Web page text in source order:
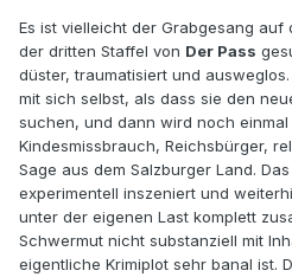
Es ist vielleicht der Grabgesang auf
der dritten Staffel von Der Pass
düster, traumatisiert und
mit sich selbst, als dass sie den
suchen, und dann wird noch
Kindesmissbrauch, Reichsbürger,
Sage aus dem Salzburger Land.
experimentell inszeniert und
unter der eigenen Last komplett
Schwermut nicht substanziell mit
eigentliche Krimiplot sehr banal ist.